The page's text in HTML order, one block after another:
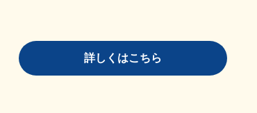
詳しくはこちら